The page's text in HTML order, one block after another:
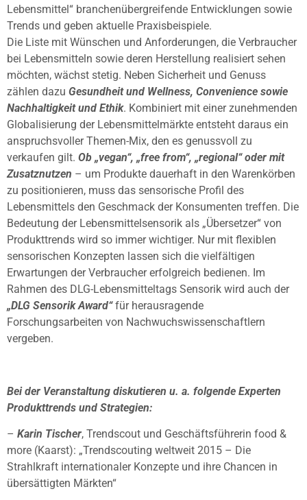
Lebensmittel“ branchenübergreifende Entwicklungen sowie
Trends und geben aktuelle Praxisbeispiele.
Die Liste mit Wünschen und Anforderungen, die Verbraucher
bei Lebensmitteln sowie deren Herstellung realisiert sehen
möchten, wächst stetig. Neben Sicherheit und Genuss
zählen dazu Gesundheit und Wellness, Convenience sowie
Nachhaltigkeit und Ethik. Kombiniert mit einer zunehmenden
Globalisierung der Lebensmittelmärkte entsteht daraus ein
anspruchsvoller Themen-Mix, den es genussvoll zu
verkaufen gilt. Ob „vegan“, „free from“, „regional“ oder mit
Zusatznutzen – um Produkte dauerhaft in den Warenkörben
zu positionieren, muss das sensorische Profil des
Lebensmittels den Geschmack der Konsumenten treffen. Die
Bedeutung der Lebensmittelsensorik als „Übersetzer“ von
Produkttrends wird so immer wichtiger. Nur mit flexiblen
sensorischen Konzepten lassen sich die vielfältigen
Erwartungen der Verbraucher erfolgreich bedienen. Im
Rahmen des DLG-Lebensmitteltags Sensorik wird auch der
„DLG Sensorik Award“ für herausragende
Forschungsarbeiten von Nachwuchswissenschaftlern
vergeben.
Bei der Veranstaltung diskutieren u. a. folgende Experten
Produkttrends und Strategien:
– Karin Tischer, Trendscout und Geschäftsführerin food &
more (Kaarst): „Trendscouting weltweit 2015 – Die
Strahlkraft internationaler Konzepte und ihre Chancen in
übersättigten Märkten“